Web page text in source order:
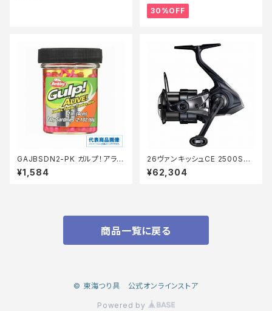
30%OFF
GAJBSDN2-PK ガルプ！アライ
ブ ベビーサーディン 2インチピ
ンク
¥1,584
26ヴァンキッシュCE 2500SH
G
¥62,304
商品一覧に戻る
© 東海つり具 公式オンラインストア
Powered by